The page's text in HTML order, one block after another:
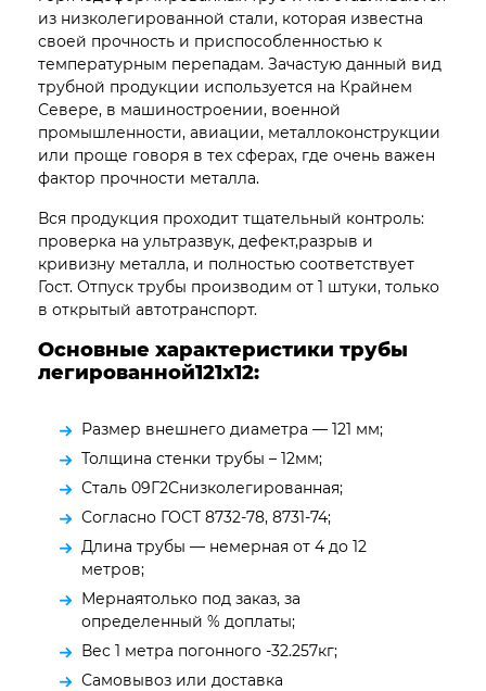
из низколегированной стали, которая известна
своей прочность и приспособленностью к
температурным перепадам. Зачастую данный вид
трубной продукции используется на Крайнем
Севере, в машиностроении, военной
промышленности, авиации, металлоконструкции
или проще говоря в тех сферах, где очень важен
фактор прочности металла.
Вся продукция проходит тщательный контроль:
проверка на ультразвук, дефект,разрыв и
кривизну металла, и полностью соответствует
Гост. Отпуск трубы производим от 1 штуки, только
в открытый автотранспорт.
Основные характеристики трубы
легированной121х12:
Размер внешнего диаметра — 121 мм;
Толщина стенки трубы – 12мм;
Сталь 09Г2Снизколегированная;
Согласно ГОСТ 8732-78, 8731-74;
Длина трубы — немерная от 4 до 12
метров;
Мернаятолько под заказ, за
определенный % доплаты;
Вес 1 метра погонного -32.257кг;
Самовывоз или доставка